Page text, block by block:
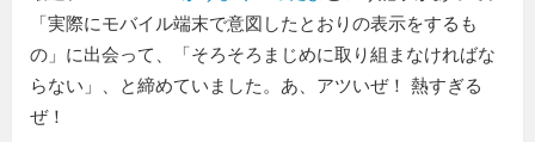
実際にモバイル端末で意図したとおりの表示をするも
の
に出会って、
そろそろまじめに取り組まなければな
らない
、と締めていました。あ、アツいぜ！ 熱すぎる
ぜ！